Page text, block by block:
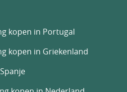
kopen in Portugal
kopen in Griekenland